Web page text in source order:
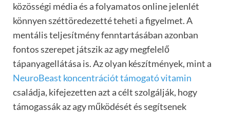
közösségi média és a folyamatos online jelenlét
könnyen széttöredezetté teheti a figyelmet. A
mentális teljesítmény fenntartásában azonban
fontos szerepet játszik az agy megfelelő
tápanyagellátása is. Az olyan készítmények, mint a
NeuroBeast koncentrációt támogató vitamin
családja, kifejezetten azt a célt szolgálják, hogy
támogassák az agy működését és segítsenek